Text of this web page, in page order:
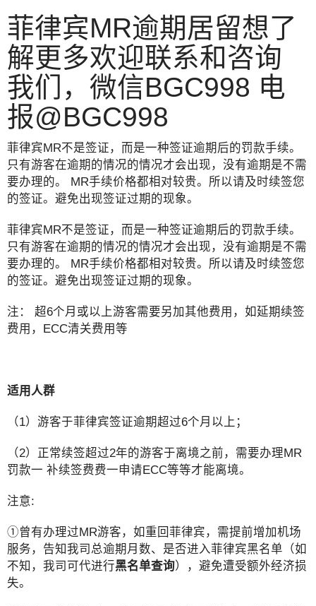
菲律宾MR逾期居留想了
解更多欢迎联系和咨询
我们，微信BGC998 电
报@BGC998
菲律宾MR不是签证，而是一种签证逾期后的罚款手续。
只有游客在逾期的情况的情况才会出现，没有逾期是不需
要办理的。 MR手续价格都相对较贵。所以请及时续签您
的签证。避免出现签证过期的现象。
菲律宾MR不是签证，而是一种签证逾期后的罚款手续。
只有游客在逾期的情况的情况才会出现，没有逾期是不需
要办理的。 MR手续价格都相对较贵。所以请及时续签您
的签证。避免出现签证过期的现象。
注： 超6个月或以上游客需要另加其他费用，如延期续签
费用，ECC清关费用等
适用人群
（1）游客于菲律宾签证逾期超过6个月以上；
（2）正常续签超过2年的游客于离境之前，需要办理MR
罚款一 补续签费费一申请ECC等等才能离境。
注意:
①曾有办理过MR游客，如重回菲律宾，需提前增加机场
服务，告知我司总逾期月数、是否进入菲律宾黑名单（如
不知，我司可代进行黑名单查询），避免遭受额外经济损
失。